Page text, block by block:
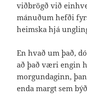
viðbrögð við
mánuðum hefði
heimska hjá
En hvað um það,
að það væri engin
morgundaginn,
enda margt sem